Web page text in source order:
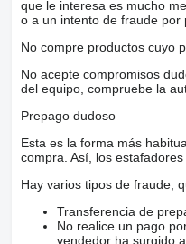
que le interesa es mucho
o a un intento de fraude por
No compre productos cuyo
No acepte compromisos
del equipo, compruebe la
Prepago dudoso
Esta es la forma más
compra. Así, los
Hay varios tipos de fraude,
Transferencia de
No realice un pago
vendedor ha surgido